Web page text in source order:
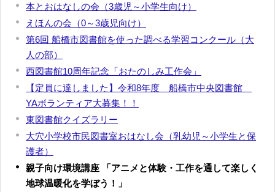
本とおはなしの会（3歳児～小学生向け）
えほんの会（0～3歳児向け）
第6回 船橋市図書館を使った調べる学習コンクール（大
人の部）
西図書館10周年記念「おたのしみ工作会」
【定員に達しました】令和8年度 船橋市中央図書館
YAボランティア大募集！！
東図書館クイズラリー
大穴小学校市民図書室おはなし会（乳幼児～小学生と保
護者）
親子向け環境講座 「アニメと体験・工作を通して楽しく
地球温暖化を学ぼう！」